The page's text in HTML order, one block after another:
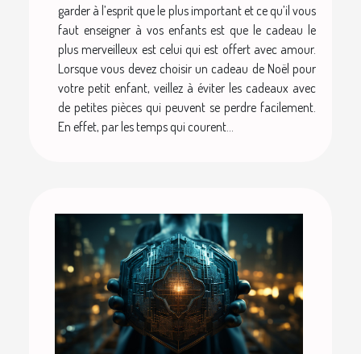
garder à l’esprit que le plus important et ce qu’il vous
faut enseigner à vos enfants est que le cadeau le
plus merveilleux est celui qui est offert avec amour.
Lorsque vous devez choisir un cadeau de Noël pour
votre petit enfant, veillez à éviter les cadeaux avec
de petites pièces qui peuvent se perdre facilement.
En effet, par les temps qui courent...